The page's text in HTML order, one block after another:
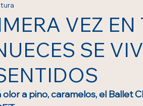
VEZ
SE
a pino, caramelos, el Ballet